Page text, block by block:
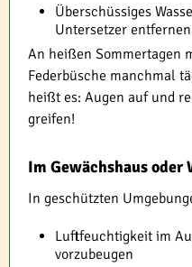
Überschüssiges
Untersetzer entfernen
An heißen Sommertagen
Federbüsche manchmal
heißt es: Augen auf und
greifen!
Im Gewächshaus
In geschützten
Luftfeuchtigkeit im
vorzubeugen